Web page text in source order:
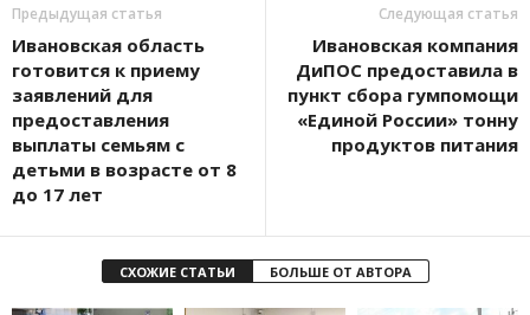
Предыдущая статья
Ивановская область
готовится к приему
заявлений для
предоставления
выплаты семьям с
детьми в возрасте от 8
до 17 лет
Следующая статья
Ивановская компания
ДиПОС предоставила в
пункт сбора гумпомощи
«Единой России» тонну
продуктов питания
СХОЖИЕ СТАТЬИ БОЛЬШЕ ОТ АВТОРА